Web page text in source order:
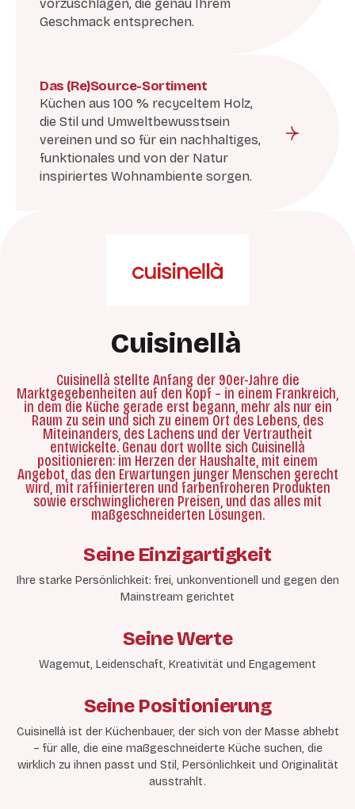
vorzuschlagen, die genau Ihrem
Geschmack entsprechen.
Das (Re)Source-Sortiment
Küchen aus 100 % recyceltem Holz,
die Stil und Umweltbewusstsein
vereinen und so für ein nachhaltiges,
funktionales und von der Natur
inspiriertes Wohnambiente sorgen.
Cuisinellà
Cuisinellà stellte Anfang der 90er-Jahre die
Marktgegebenheiten auf den Kopf – in einem Frankreich,
in dem die Küche gerade erst begann, mehr als nur ein
Raum zu sein und sich zu einem Ort des Lebens, des
Miteinanders, des Lachens und der Vertrautheit
entwickelte. Genau dort wollte sich Cuisinellà
positionieren: im Herzen der Haushalte, mit einem
Angebot, das den Erwartungen junger Menschen gerecht
wird, mit raffinierteren und farbenfroheren Produkten
sowie erschwinglicheren Preisen, und das alles mit
maßgeschneiderten Lösungen.
Seine Einzigartigkeit
Ihre starke Persönlichkeit: frei, unkonventionell und gegen den
Mainstream gerichtet
Seine Werte
Wagemut, Leidenschaft, Kreativität und Engagement
Seine Positionierung
Cuisinellà ist der Küchenbauer, der sich von der Masse abhebt
– für alle, die eine maßgeschneiderte Küche suchen, die
wirklich zu ihnen passt und Stil, Persönlichkeit und Originalität
ausstrahlt.